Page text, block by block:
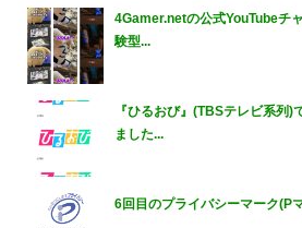
4Gamer.netの公式YouTubeチ
験型...
『ひるおび』(TBSテレビ系列
ました...
6回目のプライバシーマーク(P